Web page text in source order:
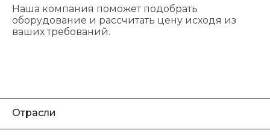
Наша компания поможет подобрать
оборудование и рассчитать цену исходя из
ваших требований.
Отрасли